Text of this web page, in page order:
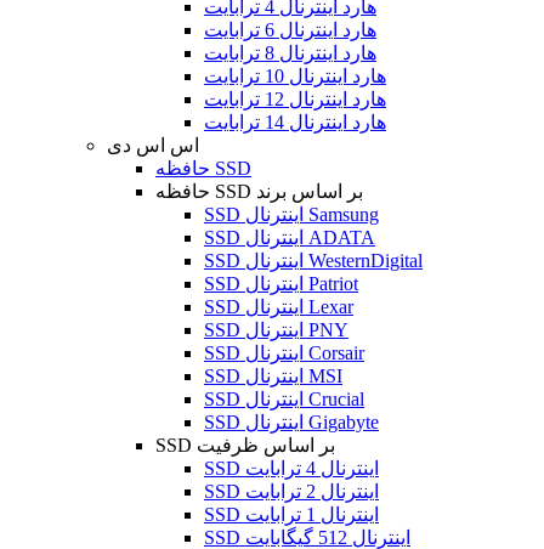
هارد اینترنال 4 ترابایت
هارد اینترنال 6 ترابایت
هارد اینترنال 8 ترابایت
هارد اینترنال 10 ترابایت
هارد اینترنال 12 ترابایت
هارد اینترنال 14 ترابایت
اس اس دی
حافظه SSD
حافظه SSD بر اساس برند
SSD اینترنال Samsung
SSD اینترنال ADATA
SSD اینترنال WesternDigital
SSD اینترنال Patriot
SSD اینترنال Lexar
SSD اینترنال PNY
SSD اینترنال Corsair
SSD اینترنال MSI
SSD اینترنال Crucial
SSD اینترنال Gigabyte
SSD بر اساس ظرفیت
SSD اینترنال 4 ترابایت
SSD اینترنال 2 ترابایت
SSD اینترنال 1 ترابایت
SSD اینترنال 512 گیگابایت